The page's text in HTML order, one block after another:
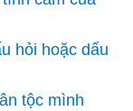
hỏi hoặc dấu
tộc mình